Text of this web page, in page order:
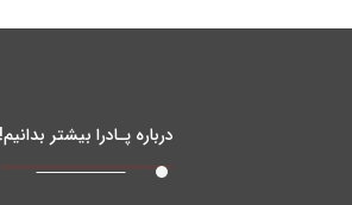
درباره پـادرا بیشتر بدانیم!